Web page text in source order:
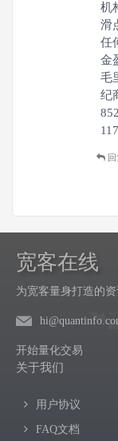
机
滑
任
金
毛
纪
回
宽客在线
为宽客量身打造的
开始量化交易
关于我们
用户协议
FAQ文档